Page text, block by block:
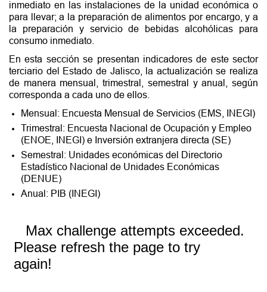
inmediato en las instalaciones de la unidad económica o
para llevar; a la preparación de alimentos por encargo, y a
la preparación y servicio de bebidas alcohólicas para
consumo inmediato.
En esta sección se presentan indicadores de este sector
terciario del Estado de Jalisco, la actualización se realiza
de manera mensual, trimestral, semestral y anual, según
corresponda a cada uno de ellos.
Mensual: Encuesta Mensual de Servicios (EMS, INEGI)
Trimestral: Encuesta Nacional de Ocupación y Empleo
(ENOE, INEGI) e Inversión extranjera directa (SE)
Semestral: Unidades económicas del Directorio
Estadístico Nacional de Unidades Económicas
(DENUE)
Anual: PIB (INEGI)